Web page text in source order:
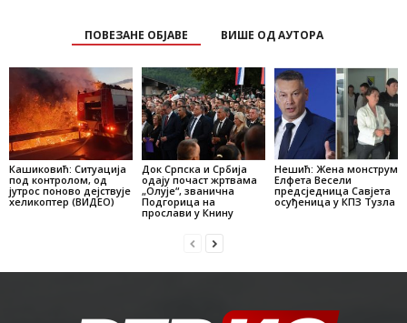
ПОВЕЗАНЕ ОБЈАВЕ ВИШЕ ОД АУТОРА
Кашиковић: Ситуација
под контролом, од
јутрос поново дејствује
хеликоптер (ВИДЕО)
Док Српска и Србија
одају почаст жртвама
„Олује“, званична
Подгорица на
прослави у Книну
Нешић: Жена монструм
Елфета Весели
предсједница Савјета
осуђеница у КПЗ Тузла